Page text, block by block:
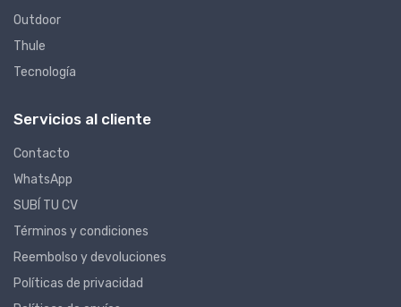
Outdoor
Thule
Tecnología
Servicios al cliente
Contacto
WhatsApp
SUBÍ TU CV
Términos y condiciones
Reembolso y devoluciones
Políticas de privacidad